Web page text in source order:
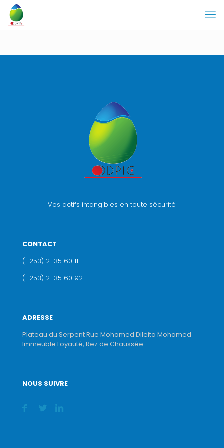
Vos actifs intangibles en toute sécurité
CONTACT
(+253) 21 35 60 11
(+253) 21 35 60 92
ADRESSE
Plateau du Serpent Rue Mohamed Dileita Mohamed
Immeuble Loyauté, Rez de Chaussée.
NOUS SUIVRE